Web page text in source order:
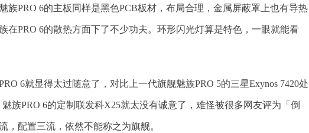
族PRO 6的主板同样是黑色PCB板材，布局合理，金属屏蔽罩上也有导热
在PRO 6的散热方面下了不少功夫。环形闪光灯算是特色，一眼就能看
6就显得太过随意了，对比上一代旗舰魅族PRO 5的三星Exynos 7420处
族PRO 6的定制联发科X25就太没有诚意了，难怪被很多网友评为「倒
，配置三流，依然不能称之为旗舰。